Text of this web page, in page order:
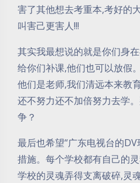
害了其他想去考重本,考好的
叫害己更害人!!!
其实我最想说的就是你们身
给你们补课,他们也可以放假
他们是老师,我们清远本来教
还不努力还不加倍努力去学
争？
最后也希望“广东电视台的
措施。每个学校都有自己的
学校的灵魂弄得支离破碎,灵